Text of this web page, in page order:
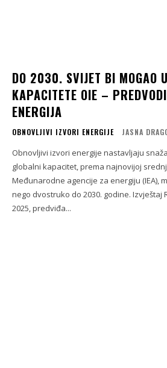
DO 2030. SVIJET BI MOGAO
KAPACITETE OIE –
ENERGIJA
OBNOVLJIVI IZVORI ENERGIJE JASNA
Obnovljivi izvori energije nastavljaju
globalni kapacitet, prema najnovijoj
Međunarodne agencije za energiju (IEA),
nego dvostruko do 2030. godine. Izvještaj
2025, predviđa...